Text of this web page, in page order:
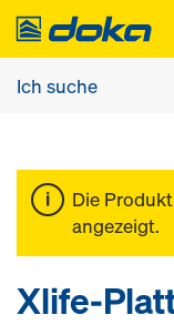
Die
angezeigt.
Xlife-